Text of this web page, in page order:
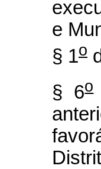
e
§ 1o
§ 6o